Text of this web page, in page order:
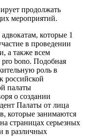
продолжать
мероприятий.
которые 1
в проведении
а также всем
pro bono. Подобная
роль в
российской
палаты
о создании
Палаты от лица
которые занимаются
страницах серьезных
в различных